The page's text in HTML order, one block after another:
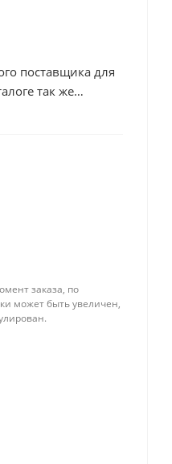
поставщика для
заказа, по
может быть увеличен,